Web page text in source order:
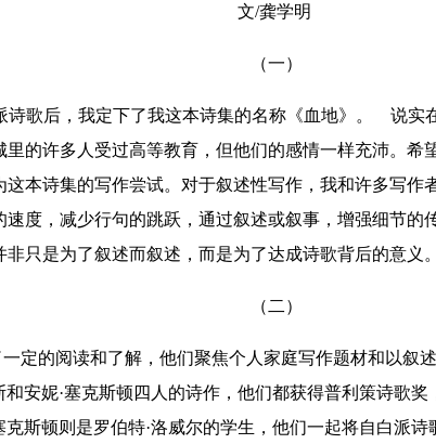
文/龚学明
（一）
歌后，我定下了我这本诗集的名称《血地》。
说实
的许多人受过高等教育，但他们的感情一样充沛。希
本诗集的写作尝试。对于叙述性写作，我和许多写
度，减少行句的跳跃，通过叙述或叙事，增强细节
只是为了叙述而叙述，而是为了达成诗歌背后的意义。
（二）
的阅读和了解，他们聚焦个人家庭写作题材和以叙
安妮·塞克斯顿四人的诗作，他们都获得普利策诗歌奖
斯顿则是罗伯特·洛威尔的学生，他们一起将自白派诗